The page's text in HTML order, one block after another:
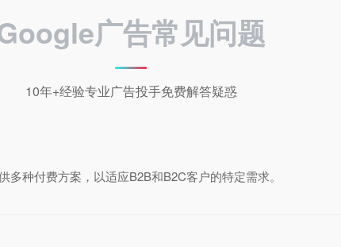
广告常见问题
10年+经验专业广告投手免费解答疑惑
种付费方案，以适应B2B和B2C客户的特定需求。